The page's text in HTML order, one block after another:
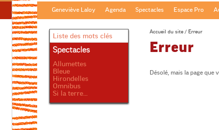
Geneviève Laloy Agenda Spectacles Espace Pro
Liste des mots clés
Spectacles
Allumettes
Bleue
Hirondelles
Omnibus
Si la terre...
Accueil du site/ Erreur
Erreur
Désolé, mais la page que